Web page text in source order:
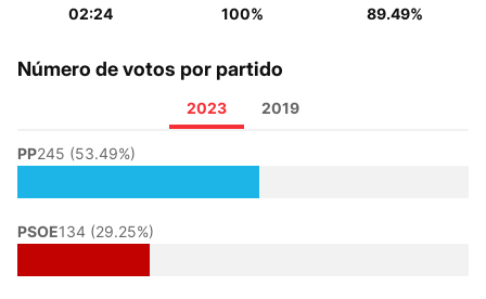
02:24
100%
89.49%
Número de votos por partido
2023 2019
PP245 (53.49%)
PSOE134 (29.25%)